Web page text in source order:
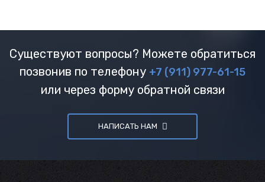
Существуют вопросы? Можете обратиться
позвонив по телефону +7 (911) 977-61-15
или через форму обратной связи
НАПИСАТЬ НАМ